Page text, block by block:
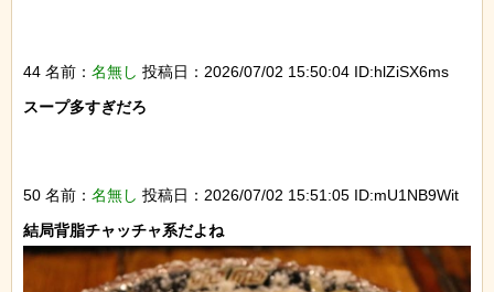
44 名前： 名無し 投稿日：2026/07/02 15:50:04 ID:hlZiSX6ms
スープ多すぎだろ
50 名前： 名無し 投稿日：2026/07/02 15:51:05 ID:mU1NB9Wit